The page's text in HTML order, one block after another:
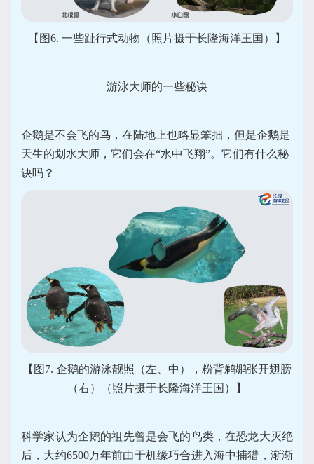
【图6. 一些趾行式动物（照片摄于长隆海洋王国）】
游泳大师的一些秘诀
企鹅是不会飞的鸟，在陆地上也略显笨拙，但是企鹅是
天生的划水大师，它们会在“水中飞翔”。它们有什么秘
诀吗？
【图7. 企鹅的游泳靓照（左、中），粉背鹈鹕张开翅膀
（右）（照片摄于长隆海洋王国）】
科学家认为企鹅的祖先曾是会飞的鸟类，在恐龙大灭绝
后，大约6500万年前由于机缘巧合进入海中捕猎，渐渐